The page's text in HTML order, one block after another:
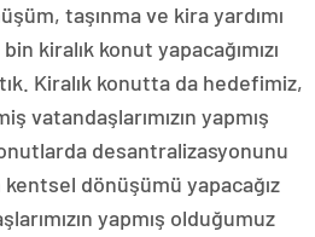
taşınma ve kira yardımı
kiralık konut yapacağımızı
Kiralık konutta da hedefimiz,
vatandaşlarımızın yapmış
desantralizasyonunu
dönüşümü yapacağız
yapmış olduğumuz